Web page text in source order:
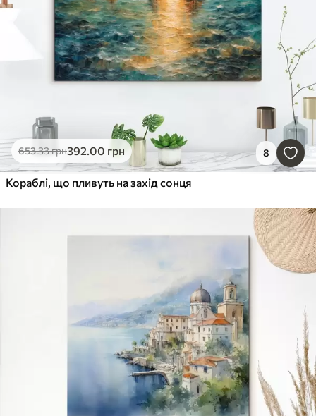
653.33грн392.00 грн 8
Кораблі, що пливуть на захід сонця